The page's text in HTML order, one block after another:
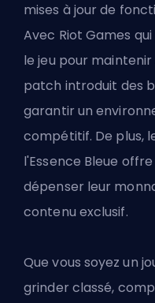
mises à jour de
Avec Riot Games
le jeu pour
patch introduit des
garantir un
compétitif. De plus,
l'Essence Bleue
dépenser leur
contenu exclusif.
Que vous soyez un
grinder classé,